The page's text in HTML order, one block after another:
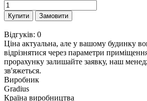
Купити Замовити
Відгуків: 0
Ціна актуальна, але у вашому будинку
відрізнятися через параметри
прорахунку залишайте заявку, наш
зв'яжеться.
Виробник
Gradius
Країна виробництва